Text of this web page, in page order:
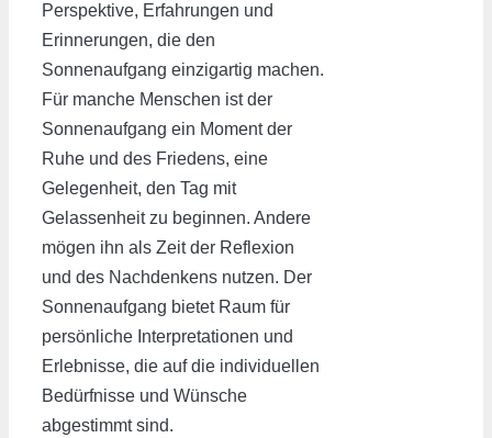
Perspektive, Erfahrungen und
Erinnerungen, die den
Sonnenaufgang einzigartig machen.
Für manche Menschen ist der
Sonnenaufgang ein Moment der
Ruhe und des Friedens, eine
Gelegenheit, den Tag mit
Gelassenheit zu beginnen. Andere
mögen ihn als Zeit der Reflexion
und des Nachdenkens nutzen. Der
Sonnenaufgang bietet Raum für
persönliche Interpretationen und
Erlebnisse, die auf die individuellen
Bedürfnisse und Wünsche
abgestimmt sind.